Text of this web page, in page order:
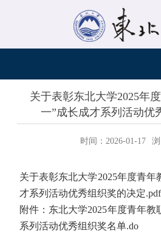
关于表彰东北大学2025年
一”成长成才系列活动优
时间：2026-01-17 浏
关于表彰东北大学2025年度青年
才系列活动优秀组织奖的决定.pdf
附件：东北大学2025年度青年教
系列活动优秀组织奖名单.do